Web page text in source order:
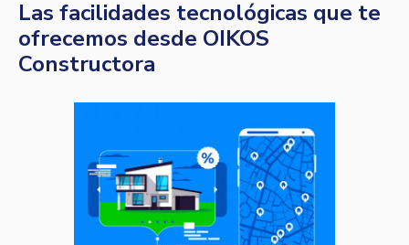
Las facilidades tecnológicas que te
ofrecemos desde OIKOS
Constructora